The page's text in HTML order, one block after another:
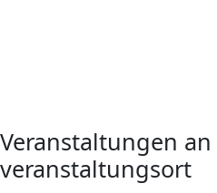
Veranstaltungen
veranstaltungsort